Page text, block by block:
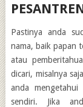
Pastinya anda
nama, baik papan
atau
dicari, misalnya
anda
sendiri. Jika